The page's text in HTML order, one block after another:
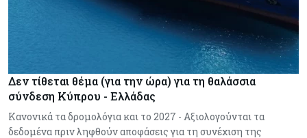
Δεν τίθεται θέμα (για την ώρα) για τη θαλάσσια
σύνδεση Κύπρου - Ελλάδας
Κανονικά τα δρομολόγια και το 2027 - Αξιολογούνται τα
δεδομένα πριν ληφθούν αποφάσεις για τη συνέχιση της